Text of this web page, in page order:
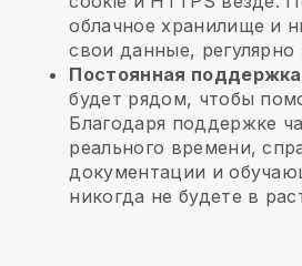
облачное хранилище и
свои данные, регулярно
Постоянная поддержка
будет рядом, чтобы
Благодаря поддержке
реального времени,
документации и
никогда не будете в